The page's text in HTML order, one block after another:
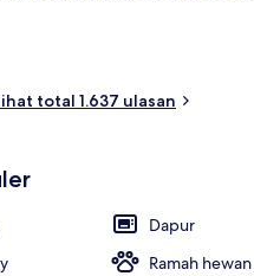
Bagian depan properti
traveler terkesan dengan kondisi
total 1.637 ulasan
Dapur
Ramah